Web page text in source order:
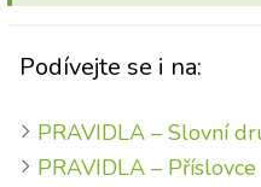
Podívejte se i na:
PRAVIDLA – Slovní
PRAVIDLA – Příslovce